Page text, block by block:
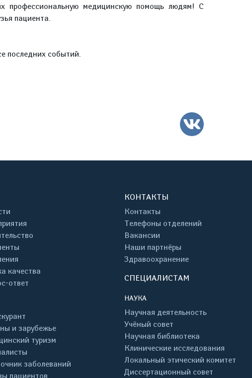
медицинскую помощь людям! С
пациента.
последних событий.
качества
ответ
и зарубежье
туризм
заболеваний
пациентов
КОНТАКТЫ
Контакты
Телефоны отделений
Вакансии
Наши партнёры
Здравоохранение
СПЕЦИАЛИСТАМ
НАУКА
Научная деятельность
Учёный совет
Научная библиотека
Клинические исследования
Локальный этический комитет
Диссертационный совет